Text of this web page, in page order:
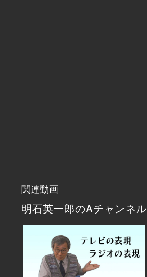
関連動画
明石英一郎のAチャンネル